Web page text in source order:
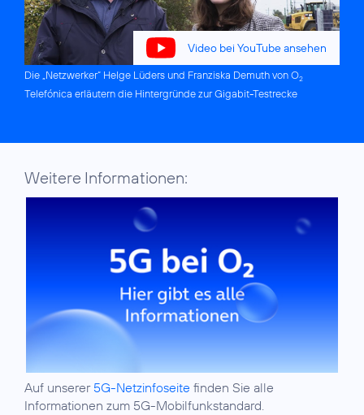
Video bei YouTube ansehen
Die „Netzwerker“ Helge Lüders und Franziska Demuth von O2
Telefónica erläutern die Hintergründe zur Gigabit-Testrecke
Weitere Informationen:
Auf unserer 5G-Netzinfoseite finden Sie alle
Informationen zum 5G-Mobilfunkstandard.